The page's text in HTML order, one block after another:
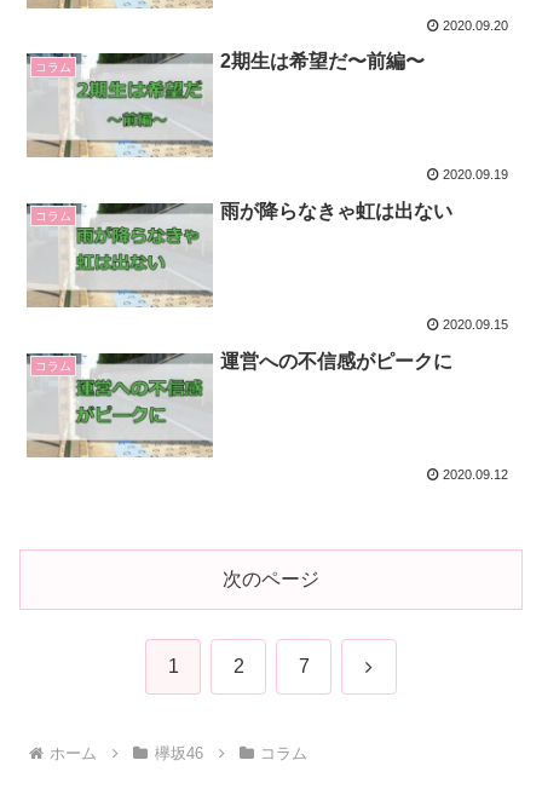
2020.09.20
コラム 2期生は希望だ〜前編〜
2020.09.19
コラム 雨が降らなきゃ虹は出ない
2020.09.15
コラム 運営への不信感がピークに
2020.09.12
次のページ
1 2 7 次
ホーム 欅坂46 コラム